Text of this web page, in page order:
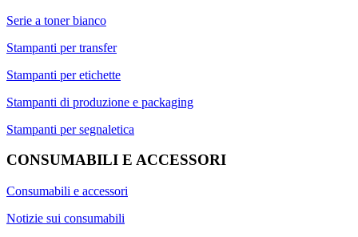
Serie a toner bianco
Stampanti per transfer
Stampanti per etichette
Stampanti di produzione e packaging
Stampanti per segnaletica
CONSUMABILI E ACCESSORI
Consumabili e accessori
Notizie sui consumabili